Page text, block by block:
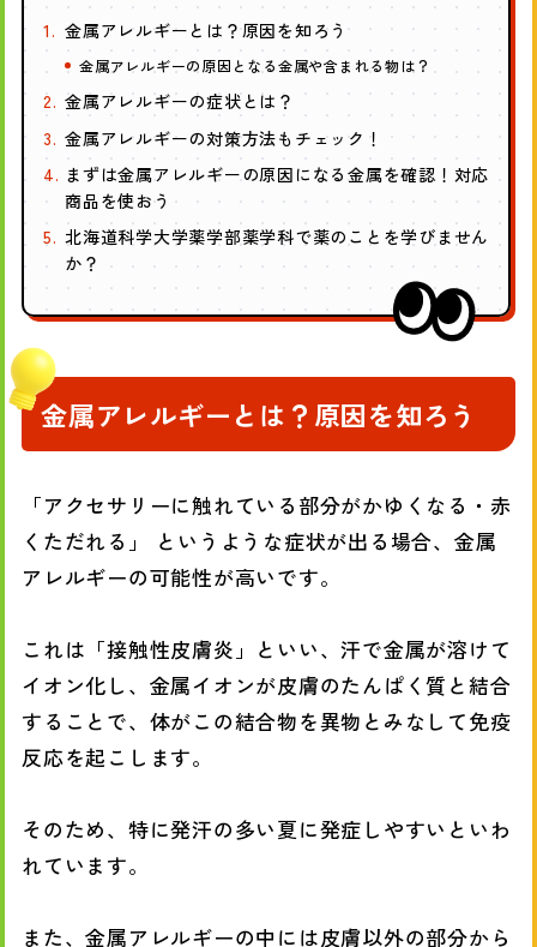
す
る
す
る
す
る
金属アレルギーとは？原因を知ろう
金属アレルギーの原因となる金属や含まれる物は？
金属アレルギーの症状とは？
金属アレルギーの対策方法もチェック！
まずは金属アレルギーの原因になる金属を確認！対応
商品を使おう
北海道科学大学薬学部薬学科で薬のことを学びません
か？
金属アレルギーとは？原因を知ろう
「アクセサリーに触れている部分がかゆくなる・赤
くただれる」 というような症状が出る場合、金属
アレルギーの可能性が高いです。
これは「接触性皮膚炎」といい、汗で金属が溶けて
イオン化し、金属イオンが皮膚のたんぱく質と結合
することで、体がこの結合物を異物とみなして免疫
反応を起こします。
そのため、特に発汗の多い夏に発症しやすいといわ
れています。
また、金属アレルギーの中には皮膚以外の部分から